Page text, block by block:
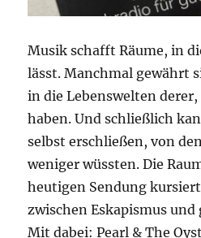
Musik schafft Räume, in
lässt. Manchmal gewährt
in die Lebenswelten
haben. Und schließlich
selbst erschließen, von
weniger wüssten. Die
heutigen Sendung
zwischen Eskapismus
Mit dabei: Pearl & The